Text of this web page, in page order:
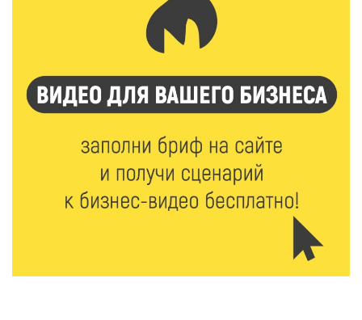
155
Открыт набор на программу амбассадоров для
студентов российских вузов
7 Авг 2026 15:37 159
Жителям Тверской области напомнили об
опасности домашних заготовок
7 Авг 2026 15:32 176
Золотой век “Горьковки”: как А. М. Кузнецова